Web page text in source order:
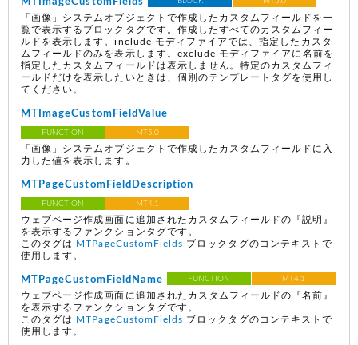
MTImageCustomFields
「画像」システムオブジェクトで作成したカスタムフィールドを一
覧で表示するブロックタグです。作成したすべてのカスタムフィー
ルドを表示します。include モディファイアでは、指定したカスタ
ムフィールドのみを表示します。exclude モディファイアに名前を
指定したカスタムフィールドは表示しません。特定のカスタムフィ
ールドだけを表示したいときは、個別のテンプレートタグを使用し
てください。
MTImageCustomFieldValue
FUNCTION MT5.0
「画像」システムオブジェクトで作成したカスタムフィールドに入
力した値を表示します。
MTPageCustomFieldDescription
FUNCTION MT4.1
ウェブページ作成画面に追加されたカスタムフィールドの『説明』
を表示するファンクションタグです。
このタグは
MTPageCustomFields ブロックタグのコンテキストで
使用します。
MTPageCustomFieldName FUNCTION MT4.1
ウェブページ作成画面に追加されたカスタムフィールドの『名前』
を表示するファンクションタグです。
このタグは
MTPageCustomFields ブロックタグのコンテキストで
使用します。